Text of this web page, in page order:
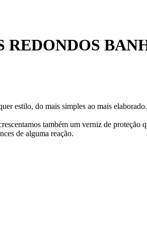
estilo, do mais simples ao mais elaborado.
também um verniz de
de alguma reação.